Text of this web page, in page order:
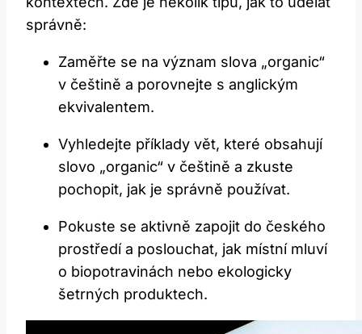
správně:
Zaměřte se na význam slova „organic“
v češtině a porovnejte s anglickým
ekvivalentem.
Vyhledejte příklady vět, které obsahují
slovo „organic“ v češtině a zkuste
pochopit, jak je správně používat.
Pokuste se aktivně zapojit do českého
prostředí a poslouchat, jak místní mluví
o biopotravinách nebo ekologicky
šetrných produktech.